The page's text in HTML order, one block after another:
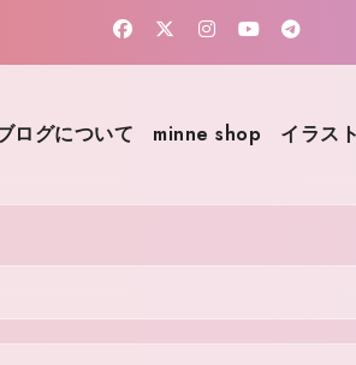
ログについて minne shop イラス